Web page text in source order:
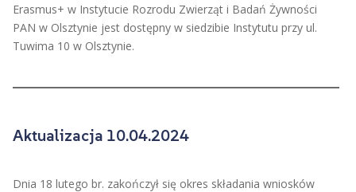
Erasmus+ w Instytucie Rozrodu Zwierząt i Badań Żywności
PAN w Olsztynie jest dostępny w siedzibie Instytutu przy ul.
Tuwima 10 w Olsztynie.
Aktualizacja 10.04.2024
Dnia 18 lutego br. zakończył się okres składania wniosków